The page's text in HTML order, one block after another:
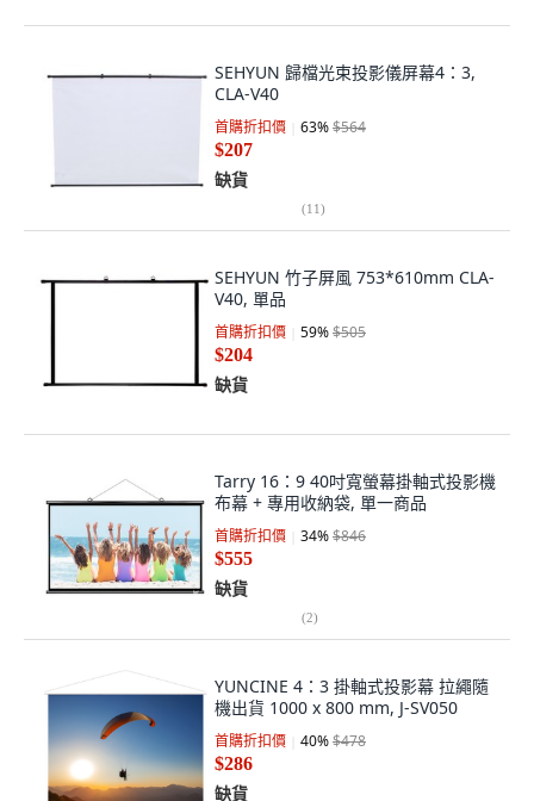
SEHYUN 歸檔光束投影儀屏幕4：3,
CLA-V40
首購折扣價 63%$564
$207
缺貨
(11)
SEHYUN 竹子屏風 753*610mm CLA-
V40, 單品
首購折扣價 59%$505
$204
缺貨
Tarry 16：9 40吋寬螢幕掛軸式投影機
布幕 + 專用收納袋, 單一商品
首購折扣價 34%$846
$555
缺貨
(2)
YUNCINE 4：3 掛軸式投影幕 拉繩隨
機出貨 1000 x 800 mm, J-SV050
首購折扣價 40%$478
$286
缺貨